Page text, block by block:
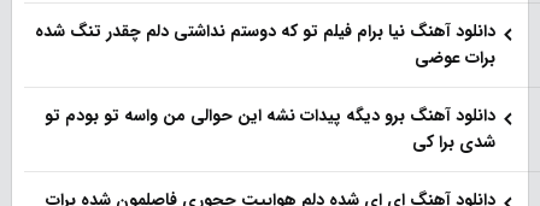
دانلود آهنگ نیا برام فیلم تو‌ که دوستم نداشتی دلم چقدر تنگ شده
برات عوضی
دانلود آهنگ برو دیگه پیدات نشه این حوالی من واسه تو‌ بودم تو
شدی برا کی
دانلود آهنگ ای ای شده دلم هواییت چجوری فاصلمون شده برات